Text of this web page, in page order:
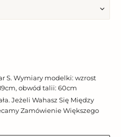
S. Wymiary modelki: wzrost
obwód talii: 60cm
Jeżeli Wahasz Się Między
Zamówienie Większego